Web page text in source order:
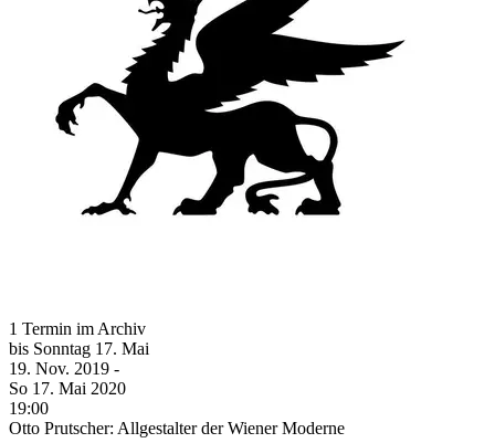
1 Termin im Archiv
bis Sonntag 17. Mai
19. Nov. 2019 -
So 17. Mai 2020
19:00
Otto Prutscher: Allgestalter der Wiener Moderne